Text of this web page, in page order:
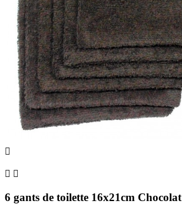

 
6 gants de toilette 16x21cm Chocolat